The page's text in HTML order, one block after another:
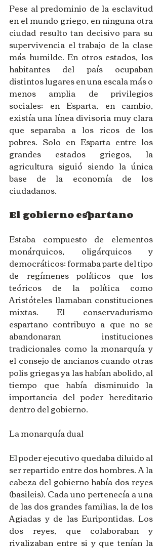
Pese al predominio de la esclavitud
en el mundo griego, en ninguna otra
ciudad resulto tan decisivo para su
supervivencia el trabajo de la clase
más humilde. En otros estados, los
habitantes del país ocupaban
distintos lugares en una escala más o
menos amplia de privilegios
sociales; en Esparta, en cambio,
existía una línea divisoria muy clara
que separaba a los ricos de los
pobres. Solo en Esparta entre los
grandes estados griegos, la
agricultura siguió siendo la única
base de la economía de los
ciudadanos.
El gobierno espartano
Estaba compuesto de elementos
monárquicos, oligárquicos y
democráticos: formaba parte del tipo
de regímenes políticos que los
teóricos de la política como
Aristóteles llamaban constituciones
mixtas. El conservadurismo
espartano contribuyo a que no se
abandonaran instituciones
tradicionales como la monarquía y
el consejo de ancianos cuando otras
polis griegas ya las habían abolido, al
tiempo que había disminuido la
importancia del poder hereditario
dentro del gobierno.
La monarquía dual
El poder ejecutivo quedaba diluido al
ser repartido entre dos hombres. A la
cabeza del gobierno había dos reyes
(basileis). Cada uno pertenecía a una
de las dos grandes familias, la de los
Agiadas y de las Euripontidas. Los
dos reyes, que colaboraban y
rivalizaban entre si y que tenían la